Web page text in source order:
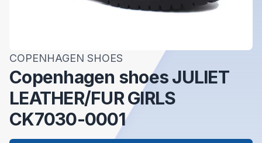
COPENHAGEN SHOES
Copenhagen shoes JULIET
LEATHER/FUR GIRLS
CK7030-0001